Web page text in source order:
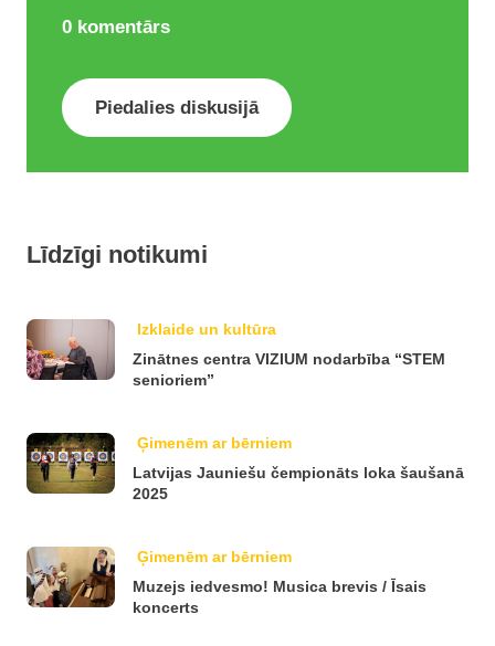
0 komentārs
Piedalies diskusijā
Līdzīgi notikumi
Izklaide un kultūra
Zinātnes centra VIZIUM nodarbība “STEM
senioriem”
Ģimenēm ar bērniem
Latvijas Jauniešu čempionāts loka šaušanā
2025
Ģimenēm ar bērniem
Muzejs iedvesmo! Musica brevis / Īsais
koncerts